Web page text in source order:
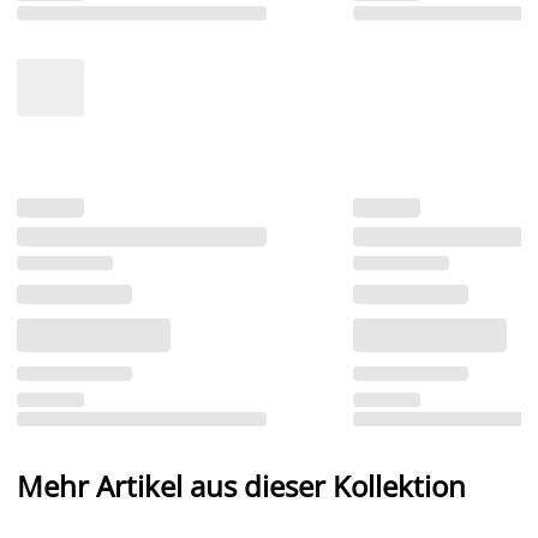
Mehr Artikel aus dieser Kollektion